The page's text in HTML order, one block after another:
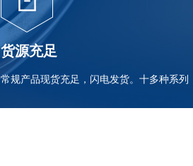
货源充足
常规产品现货充足，闪电发货。十多种系列